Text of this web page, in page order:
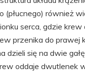
(płucnego) również
serca, gdzie
przenika do
dzieli się na dwie
oddaje dwutlenek